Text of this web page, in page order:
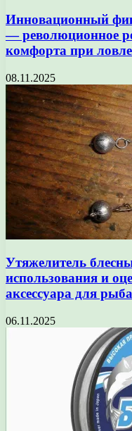
Инновационный
— революционное
комфорта при
08.11.2025
Утяжелитель
использования и
аксессуара для
06.11.2025